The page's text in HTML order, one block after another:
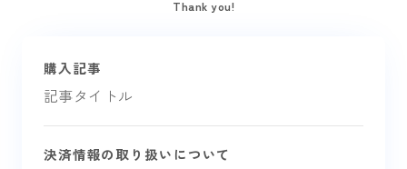
Thank you!
購入記事
記事タイトル
決済情報の取り扱いについて